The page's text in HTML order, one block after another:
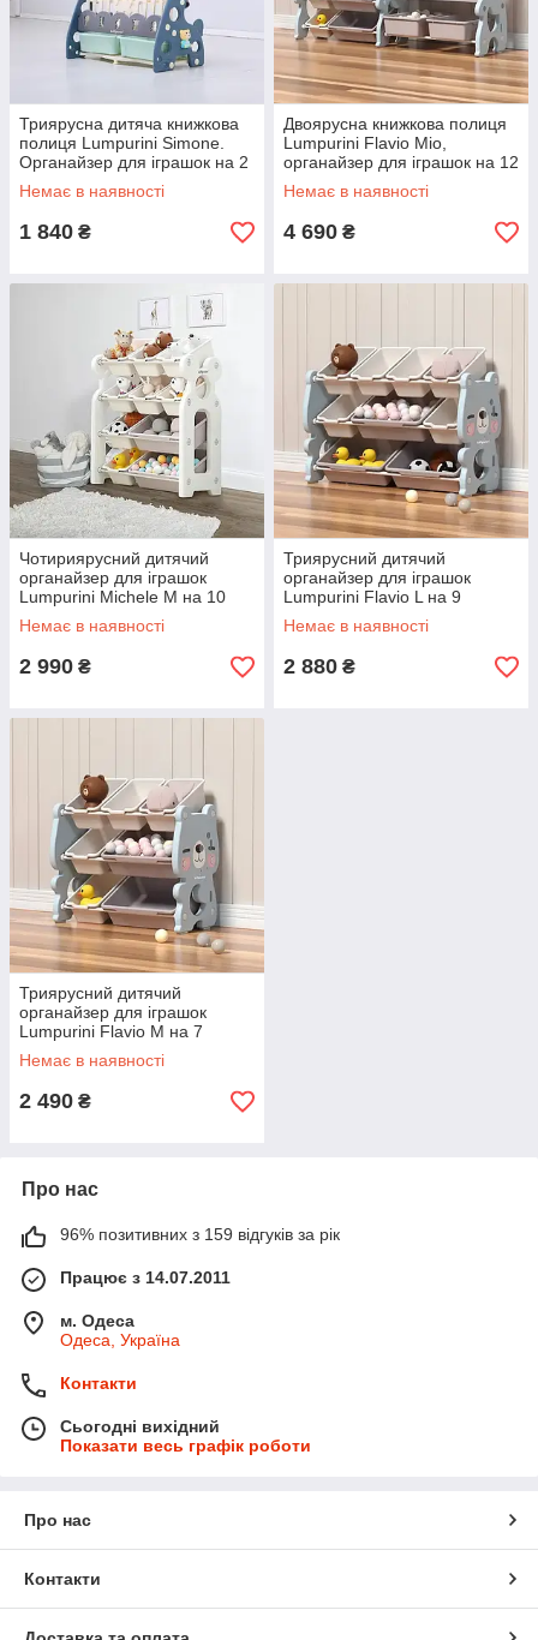
Триярусна дитяча книжкова
полиця Lumpurini Simone.
Органайзер для іграшок на 2
контейнери в дитячу кімнату
з полицею Монтессорі
Немає в наявності
1 840 ₴
Двоярусна книжкова полиця
Lumpurini Flavio Mio,
органайзер для іграшок на 12
контейнерів та відсіком для
книг.
Немає в наявності
4 690 ₴
Чотириярусний дитячий
органайзер для іграшок
Lumpurini Michele M на 10
контейнерів. Компактний
стелаж для іграшок в дитячу
Немає в наявності
2 990 ₴
Триярусний дитячий
органайзер для іграшок
Lumpurini Flavio L на 9
контейнерів. Місткий стелаж
для іграшок та речей в
Немає в наявності
2 880 ₴
Триярусний дитячий
органайзер для іграшок
Lumpurini Flavio M на 7
контейнерів. Компактний
стелаж для іграшок та речей
Немає в наявності
2 490 ₴
Про нас
96% позитивних з 159 відгуків за рік
Працює з 14.07.2011
м. Одеса
Одеса, Україна
Контакти
Сьогодні вихідний
Показати весь графік роботи
Про нас
Контакти